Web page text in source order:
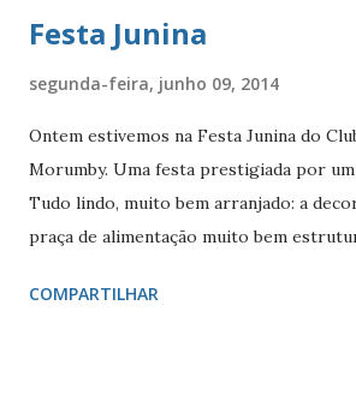
Festa Junina
segunda-feira, junho 09, 2014
Ontem estivemos na Festa Junina do
Morumby. Uma festa prestigiada por
Tudo lindo, muito bem arranjado: a
praça de alimentação muito bem
Enfim, nada a criticar. Muito pelo
COMPARTILHAR